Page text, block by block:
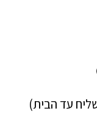
עד הבית)